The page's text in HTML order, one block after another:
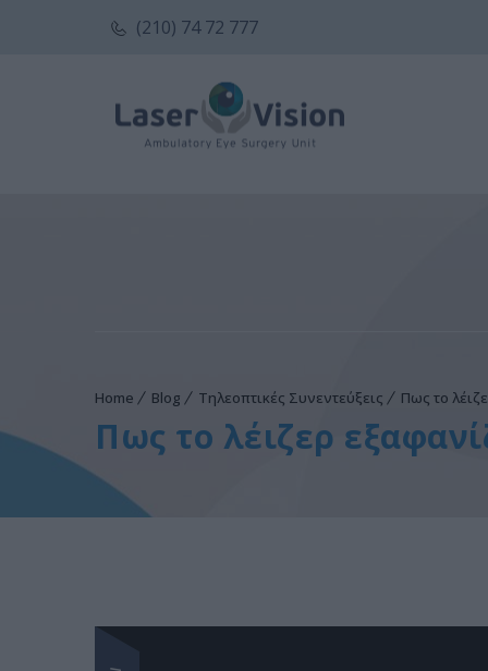
(210) 74 72 777
Home Blog Τηλεοπτικές Συνεντεύξεις Πως το
Πως το λέιζερ